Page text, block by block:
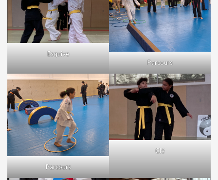
Esquive
Parcours
Parcours
Clé